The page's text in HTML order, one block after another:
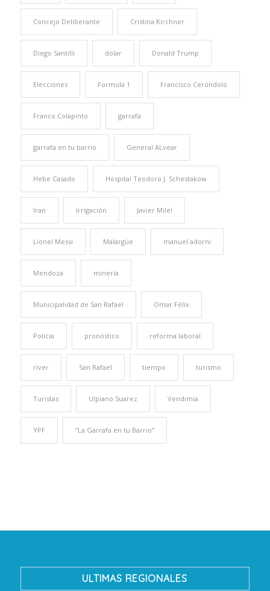
Concejo Deliberante Cristina Kirchner
Diego Santilli dolar Donald Trump
Elecciones Formula 1 Francisco Cerúndolo
Franco Colapinto garrafa
garrafa en tu barrio General ALvear
Hebe Casado Hospital Teodoro J. Schestakow
Iran Irrigación Javier Milei
Lionel Messi Malargüe manuel adorni
Mendoza minería
Municipalidad de San Rafael Omar Félix
Policía pronóstico reforma laboral
river San Rafael tiempo turismo
Turistas Ulpiano Suarez Vendimia
YPF “La Garrafa en tu Barrio”
ULTIMAS REGIONALES